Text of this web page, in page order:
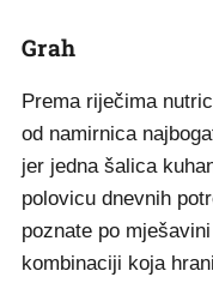
Grah
Prema riječima
od namirnica
jer jedna šalica
polovicu dnevnih
poznate po
kombinaciji koja